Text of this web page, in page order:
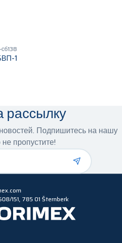
1
рассылку
Подпишитесь на нашу
пропустите!
151, 785 01 Šternberk